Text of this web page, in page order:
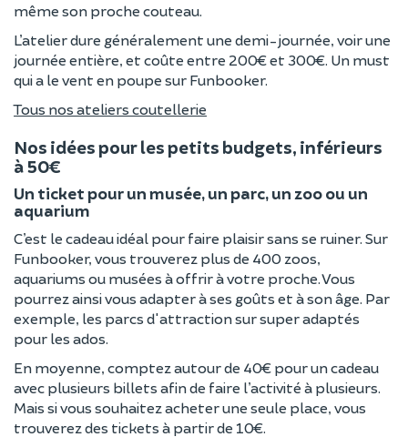
même son proche couteau.
L’atelier dure généralement une demi-journée, voir une
journée entière, et coûte entre 200€ et 300€. Un must
qui a le vent en poupe sur Funbooker.
Tous nos ateliers coutellerie
Nos idées pour les petits budgets, inférieurs
à 50€
Un ticket pour un musée, un parc, un zoo ou un
aquarium
C’est le cadeau idéal pour faire plaisir sans se ruiner. Sur
Funbooker, vous trouverez plus de 400 zoos,
aquariums ou musées à offrir à votre proche. Vous
pourrez ainsi vous adapter à ses goûts et à son âge. Par
exemple, les parcs d'attraction sur super adaptés
pour les ados.
En moyenne, comptez autour de 40€ pour un cadeau
avec plusieurs billets afin de faire l’activité à plusieurs.
Mais si vous souhaitez acheter une seule place, vous
trouverez des tickets à partir de 10€.